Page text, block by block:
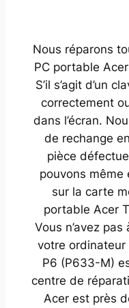
Nous réparons
PC portable
S’il s’agit d’un
correctement
dans l’écran.
de rechange
pièce
pouvons
sur la carte
portable Acer
Vous n’avez
votre
P6 (P633-M)
centre de
Acer est près